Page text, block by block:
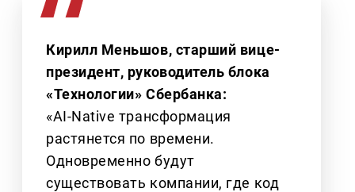
Кирилл Меньшов, старший вице-
президент, руководитель блока
«Технологии» Сбербанка:
«AI-Native трансформация
растянется по времени.
Одновременно будут
существовать компании, где код